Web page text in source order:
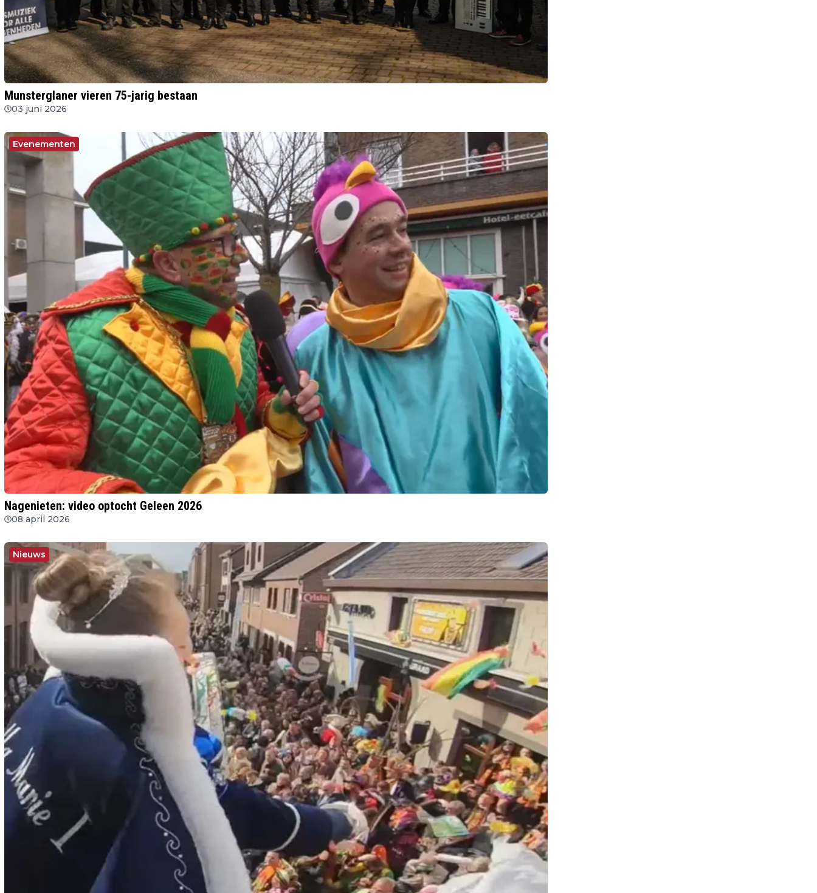
Munsterglaner vieren 75-jarig bestaan
03 juni 2026
Evenementen
Nagenieten: video optocht Geleen 2026
08 april 2026
Nieuws